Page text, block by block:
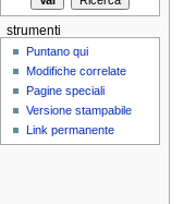
strumenti
Puntano qui
Modifiche correlate
Pagine speciali
Versione stampabile
Link permanente